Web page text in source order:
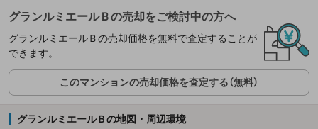
グランルミエールＢの売却をご検討中の方へ
グランルミエールＢの売却価格を無料で査定することが
できます。
このマンションの売却価格を査定する（無料）
グランルミエールＢの地図・周辺環境